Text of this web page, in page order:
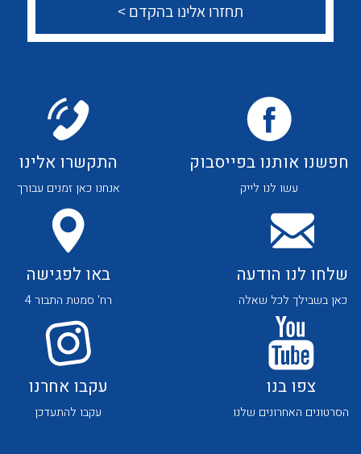
לכל מוצרי היצרן לכל מוצרי היצרן
לכל מוצרי היצרן לכל מוצרי היצרן
חפשנו אותנו בפייסבוק
עשו לנו לייק
התקשרו אלינו
אנחנו כאן זמנים עבורך
שלחו לנו הודעה
כאן בשבילך לכל שאלה
באו לפגישה
רח' סמטת התבור 4
צפו בנו
הסרטונים האחרונים שלנו
עקבו אחרנו
עקבו להתעדכן